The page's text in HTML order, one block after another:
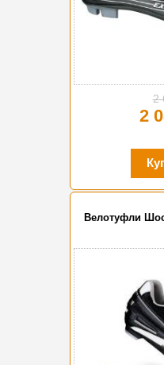
2
2
Велотуфли